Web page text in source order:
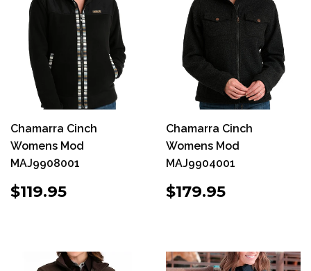
Chamarra Cinch
Womens Mod
MAJ9908001
PRECIO
HABITUAL
$119.95
Chamarra Cinch
Womens Mod
MAJ9904001
PRECIO
HABITUAL
$179.95